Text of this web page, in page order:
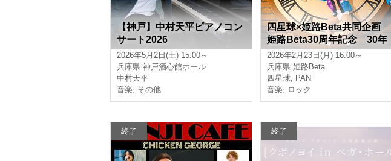
【神戸】中村天平ピアノコン
サート2026
2026年5月2日(土) 15:00～
兵庫県 神戸酒心館ホール
中村天平
音楽, その他
四星球×姫路Beta共同企画
姫路Beta30周年記念 30年
分の茶番劇
2026年2月23日(月) 16:00～
兵庫県 姫路Beta
四星球, PAN
音楽, ロック
終了 終了